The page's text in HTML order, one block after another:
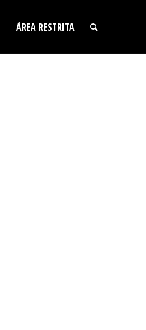
ÁREA RESTRITA